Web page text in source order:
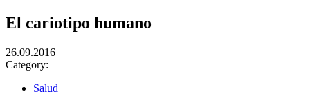
El cariotipo humano
26.09.2016
Category:
Salud